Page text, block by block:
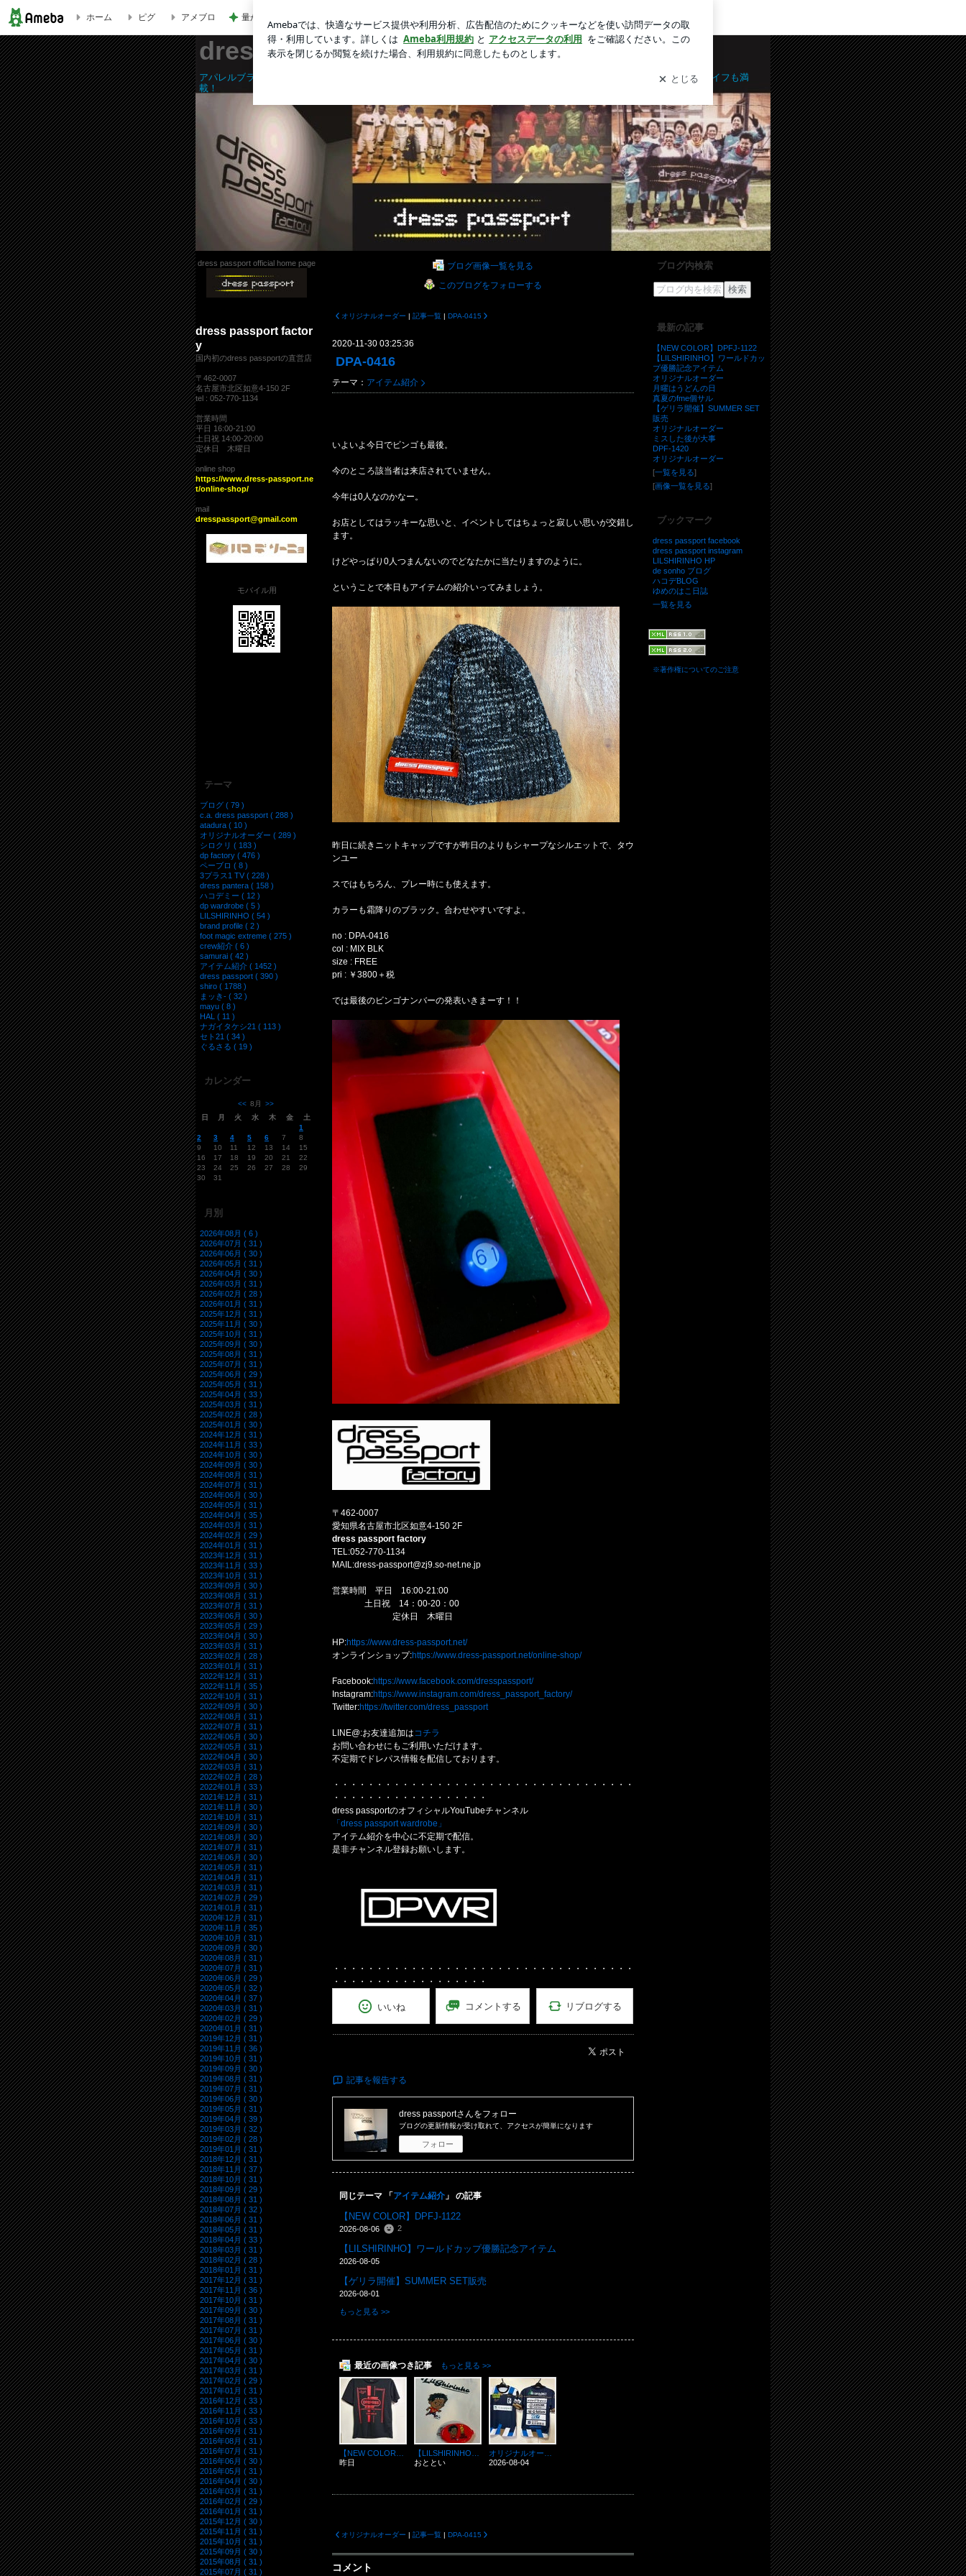
DPA-0416 | dress passportの輪
ホーム ピグ アメブロ 量が少なく残念なミスドのアイス
dress passportの輪
アパレルブランド｢dress passport｣のblogです。directorの日々の生活を報告！アイテム・新作情報もあるよ！フットサルライフも満
載！
dress passport official home page
dress passport factor
y
国内初のdress passportの直営店
〒462-0007
名古屋市北区如意4-150 2F
tel : 052-770-1134
営業時間
平日 16:00-21:00
土日祝 14:00-20:00
定休日 木曜日
online shop
https://www.dress-passport.ne
t/online-shop/
mail
dresspassport@gmail.com
モバイル用
テーマ
ブログ ( 79 )
c.a. dress passport ( 288 )
atadura ( 10 )
オリジナルオーダー ( 289 )
シロクリ ( 183 )
dp factory ( 476 )
ペーブロ ( 8 )
3プラス1 TV ( 228 )
dress pantera ( 158 )
ハコデミー ( 12 )
dp wardrobe ( 5 )
LILSHIRINHO ( 54 )
brand profile ( 2 )
foot magic extreme ( 275 )
crew紹介 ( 6 )
samurai ( 42 )
アイテム紹介 ( 1452 )
dress passport ( 390 )
shiro ( 1788 )
まッき- ( 32 )
mayu ( 8 )
HAL ( 11 )
ナガイタケシ21 ( 113 )
セト21 ( 34 )
ぐるさる ( 19 )
カレンダー
<< 8月
>>
日
月 火 水 木 金
土
1
2
3 4 5 6 7
8
9
10 11 12 13 14
15
16
17 18 19 20 21
22
23
24 25 26 27 28
29
30
31
月別
2026年08月 ( 6 )
2026年07月 ( 31 )
2026年06月 ( 30 )
2026年05月 ( 31 )
2026年04月 ( 30 )
2026年03月 ( 31 )
2026年02月 ( 28 )
2026年01月 ( 31 )
2025年12月 ( 31 )
2025年11月 ( 30 )
2025年10月 ( 31 )
2025年09月 ( 30 )
2025年08月 ( 31 )
2025年07月 ( 31 )
2025年06月 ( 29 )
2025年05月 ( 31 )
2025年04月 ( 33 )
2025年03月 ( 31 )
2025年02月 ( 28 )
2025年01月 ( 30 )
2024年12月 ( 31 )
2024年11月 ( 33 )
2024年10月 ( 30 )
2024年09月 ( 30 )
2024年08月 ( 31 )
2024年07月 ( 31 )
2024年06月 ( 30 )
2024年05月 ( 31 )
2024年04月 ( 35 )
2024年03月 ( 31 )
2024年02月 ( 29 )
2024年01月 ( 31 )
2023年12月 ( 31 )
2023年11月 ( 33 )
2023年10月 ( 31 )
2023年09月 ( 30 )
2023年08月 ( 31 )
2023年07月 ( 31 )
2023年06月 ( 30 )
2023年05月 ( 29 )
2023年04月 ( 30 )
2023年03月 ( 31 )
2023年02月 ( 28 )
2023年01月 ( 31 )
2022年12月 ( 31 )
2022年11月 ( 35 )
2022年10月 ( 31 )
2022年09月 ( 30 )
2022年08月 ( 31 )
2022年07月 ( 31 )
2022年06月 ( 30 )
2022年05月 ( 31 )
2022年04月 ( 30 )
2022年03月 ( 31 )
2022年02月 ( 28 )
2022年01月 ( 33 )
2021年12月 ( 31 )
2021年11月 ( 30 )
2021年10月 ( 31 )
2021年09月 ( 30 )
2021年08月 ( 30 )
2021年07月 ( 31 )
2021年06月 ( 30 )
2021年05月 ( 31 )
2021年04月 ( 31 )
2021年03月 ( 31 )
2021年02月 ( 29 )
2021年01月 ( 31 )
2020年12月 ( 31 )
2020年11月 ( 35 )
2020年10月 ( 31 )
2020年09月 ( 30 )
2020年08月 ( 31 )
2020年07月 ( 31 )
2020年06月 ( 29 )
2020年05月 ( 32 )
2020年04月 ( 37 )
2020年03月 ( 31 )
2020年02月 ( 29 )
2020年01月 ( 31 )
2019年12月 ( 31 )
2019年11月 ( 36 )
2019年10月 ( 31 )
2019年09月 ( 30 )
2019年08月 ( 31 )
2019年07月 ( 31 )
2019年06月 ( 30 )
2019年05月 ( 31 )
2019年04月 ( 39 )
2019年03月 ( 32 )
2019年02月 ( 28 )
2019年01月 ( 31 )
2018年12月 ( 31 )
2018年11月 ( 37 )
2018年10月 ( 31 )
2018年09月 ( 29 )
2018年08月 ( 31 )
2018年07月 ( 32 )
2018年06月 ( 31 )
2018年05月 ( 31 )
2018年04月 ( 33 )
2018年03月 ( 31 )
2018年02月 ( 28 )
2018年01月 ( 31 )
2017年12月 ( 31 )
2017年11月 ( 36 )
2017年10月 ( 31 )
2017年09月 ( 30 )
2017年08月 ( 31 )
2017年07月 ( 31 )
2017年06月 ( 30 )
2017年05月 ( 31 )
2017年04月 ( 30 )
2017年03月 ( 31 )
2017年02月 ( 29 )
2017年01月 ( 31 )
2016年12月 ( 33 )
2016年11月 ( 33 )
2016年10月 ( 33 )
2016年09月 ( 31 )
2016年08月 ( 31 )
2016年07月 ( 31 )
2016年06月 ( 30 )
2016年05月 ( 31 )
2016年04月 ( 30 )
2016年03月 ( 31 )
2016年02月 ( 29 )
2016年01月 ( 31 )
2015年12月 ( 30 )
2015年11月 ( 31 )
2015年10月 ( 31 )
2015年09月 ( 30 )
2015年08月 ( 31 )
2015年07月 ( 31 )
ブログ画像一覧を見る
このブログをフォローする
オリジナルオーダー | 記事一覧 | DPA-0415
2020-11-30 03:25:36
DPA-0416
テーマ： アイテム紹介
いよいよ今日でビンゴも最後。
今のところ該当者は来店されていません。
今年は0人なのかなー。
お店としてはラッキーな思いと、イベントしてはちょっと寂しい思いが交錯し
ます。
けどやっぱり0人つまんないのでどなたかに当たりますのように。
ということで本日もアイテムの紹介いってみましょう。
昨日に続きニットキャップですが昨日のよりもシャープなシルエットで、タウ
ンユー
スではもちろん、プレー時にも使えます。
カラーも霜降りのブラック。合わせやすいですよ。
no : DPA-0416
col : MIX BLK
size : FREE
pri : ￥3800＋税
では最後のビンゴナンバーの発表いきまーす！！
〒462-0007
愛知県名古屋市北区如意4-150 2F
dress passport factory
TEL:052-770-1134
MAIL:dress-passport@zj9.so-net.ne.jp
営業時間 平日 16:00-21:00
土日祝 14：00-20：00
定休日 木曜日
HP:https://www.dress-passport.net/
オンラインショップ:https://www.dress-passport.net/online-shop/
Facebook:https://www.facebook.com/dresspassport/
Instagram:https://www.instagram.com/dress_passport_factory/
Twitter:https://twitter.com/dress_passport
LINE@:お友達追加はコチラ
お問い合わせにもご利用いただけます。
不定期でドレパス情報を配信しております。
・・・・・・・・・・・・・・・・・・・・・・・・・・・・・・・・・・・
・・・・・・・・・・・・・・・・・・
dress passportのオフィシャルYouTubeチャンネル
「dress passport wardrobe」
アイテム紹介を中心に不定期で配信。
是非チャンネル登録お願いします。
・・・・・・・・・・・・・・・・・・・・・・・・・・・・・・・・・・・
・・・・・・・・・・・・・・・・・・
いいね コメントする リブログする
ポスト
記事を報告する
dress passportさんをフォロー
ブログの更新情報が受け取れて、アクセスが簡単になります
フォロー
同じテーマ 「 アイテム紹介 」 の記事
【NEW COLOR】DPFJ-1122
2026-08-06 2
【LILSHIRINHO】ワールドカップ優勝記念アイテム
2026-08-05
【ゲリラ開催】SUMMER SET販売
2026-08-01
もっと見る >>
最近の画像つき記事 もっと見る >>
昨日
おととい
2026-08-04
オリジナルオーダー | 記事一覧 | DPA-0415
コメント
ブログ内検索
最新の記事
【NEW COLOR】DPFJ-1122
【LILSHIRINHO】ワールドカッ
プ優勝記念アイテム
オリジナルオーダー
月曜はうどんの日
真夏のfme個サル
【ゲリラ開催】SUMMER SET
販売
オリジナルオーダー
ミスした後が大事
DPF-1420
オリジナルオーダー
[一覧を見る]
[画像一覧を見る]
ブックマーク
dress passport facebook
dress passport instagram
LILSHIRINHO HP
de sonho ブログ
ハコデBLOG
ゆめのはこ日誌
一覧を見る
※著作権についてのご注意